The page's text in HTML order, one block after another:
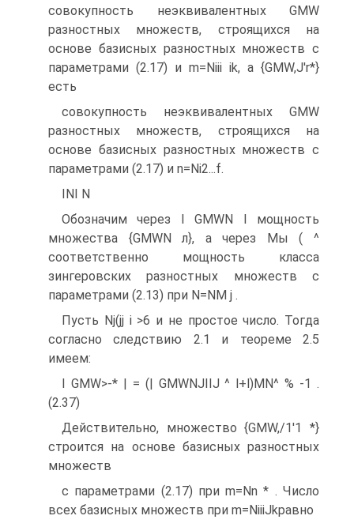
совокупность неэквивалентных GMW
разностных множеств, строящихся на
основе базисных разностных множеств с
параметрами (2.17) и m=Niii ik, а {GMW,J'r*}
есть
совокупность неэквивалентных GMW
разностных множеств, строящихся на
основе базисных разностных множеств с
параметрами (2.17) и n=Ni2...f.
INI N
Обозначим через I GMWN I мощность
множества {GMWN л}, а через Мы ( ^
соответственно мощность класса
зингеровских разностных множеств с
параметрами (2.13) при N=NM j .
Пусть Nj(jj i >6 и не простое число. Тогда
согласно следствию 2.1 и теореме 2.5
имеем:
I GMW>-* | = (| GMWNJIIJ ^ l+l)MN^ % -1 .
(2.37)
Действительно, множество {GMW,/1'1 *}
строится на основе базисных разностных
множеств
с параметрами (2.17) при m=Nn * . Число
всех базисных множеств при m=NiiiJkравно